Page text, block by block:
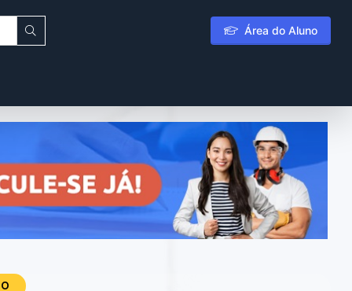
Área do Aluno